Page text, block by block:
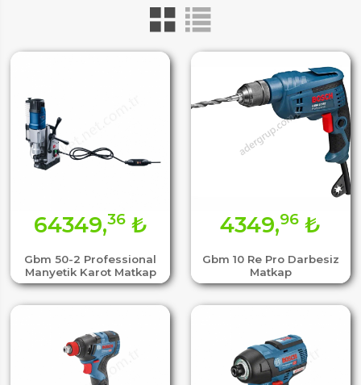
Gbm 50-2 Professional
Manyetik Karot Matkap
64349,36₺
Gbm 10 Re Pro Darbesiz
Matkap
4349,96 ₺